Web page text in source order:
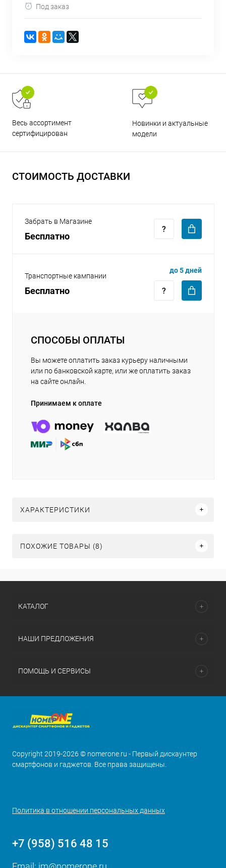
Под заказ
Весь ассортимент
сертифицирован
Новинки и актуальные
модели
СТОИМОСТЬ ДОСТАВКИ
Забрать в Магазине
Бесплатно
Транспортные кампании
Бесплатно
до 5 дней
СПОСОБЫ ОПЛАТЫ
Вы можете оплатить заказ курьеру наличными
или по банковской карте, или же оплатить заказ
на сайте онлайн.
Принимаем к оплате
ХАРАКТЕРИСТИКИ
ПОХОЖИЕ ТОВАРЫ (8)
раз в 2 недели
8 800 302-02-51
КАТАЛОГ
НАШИ ПРЕДЛОЖЕНИЯ
ПОМОЩЬ И СЕРВИСЫ
Copyright 2019-2026 © nomerone.ru - Первый дискаунтер
смартфонов и гаджетов. Все права защищены.
Политика в отношении персональных данных
+7 (958) 516 48 15